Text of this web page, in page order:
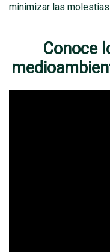
minimizar las
Conoce